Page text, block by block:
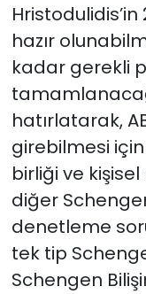
Hristodulidis’in
hazır
kadar gerekli
hatırlatarak,
girebilmesi için
birliği ve
diğer
denetleme
tek tip
Schengen